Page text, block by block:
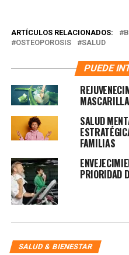
ARTÍCULOS RELACIONADOS:
OSTEOPOROSIS
SALUD
PUEDE
SALUD
FAMILIAS
PRIORIDAD
SALUD & BIENESTAR